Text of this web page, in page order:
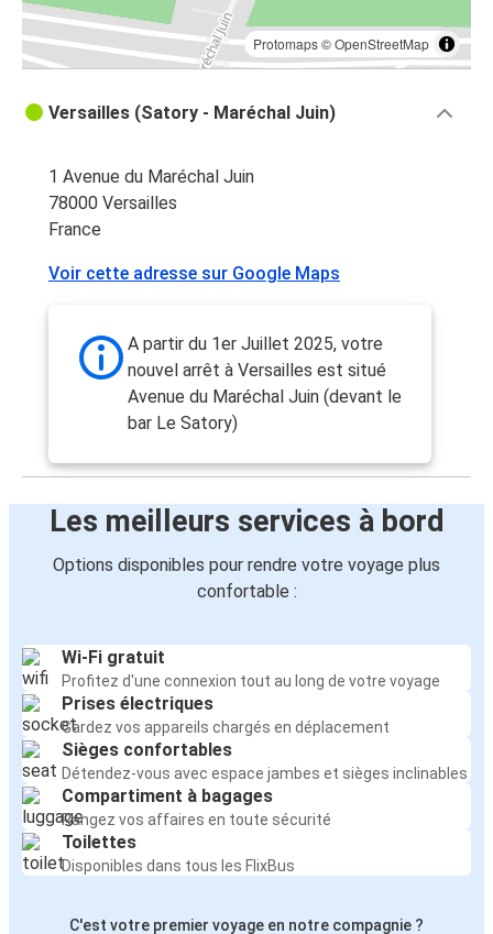
Protomaps©OpenStreetMap
Versailles (Satory - Maréchal Juin)
1 Avenue du Maréchal Juin
78000 Versailles
France
Voir cette adresse sur Google Maps
A partir du 1er Juillet 2025, votre
nouvel arrêt à Versailles est situé
Avenue du Maréchal Juin (devant le
bar Le Satory)
Les meilleurs services à bord
Options disponibles pour rendre votre voyage plus
confortable :
Wi-Fi gratuit
Profitez d'une connexion tout au long de votre voyage
Prises électriques
Gardez vos appareils chargés en déplacement
Sièges confortables
Détendez-vous avec espace jambes et sièges inclinables
Compartiment à bagages
Rangez vos affaires en toute sécurité
Toilettes
Disponibles dans tous les FlixBus
C'est votre premier voyage en notre compagnie ?